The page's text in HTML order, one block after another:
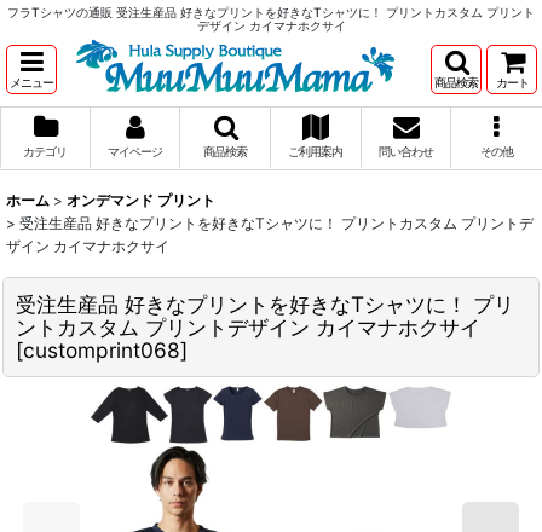
フラTシャツの通販 受注生産品 好きなプリントを好きなTシャツに！ プリントカスタム プリント
デザイン カイマナホクサイ
メニュー 商品検索 カート
カテゴリ マイページ 商品検索 ご利用案内 問い合わせ その他
ホーム > オンデマンド プリント
> 受注生産品 好きなプリントを好きなTシャツに！ プリントカスタム プリントデ
ザイン カイマナホクサイ
受注生産品 好きなプリントを好きなTシャツに！ プリ
ントカスタム プリントデザイン カイマナホクサイ
[customprint068]